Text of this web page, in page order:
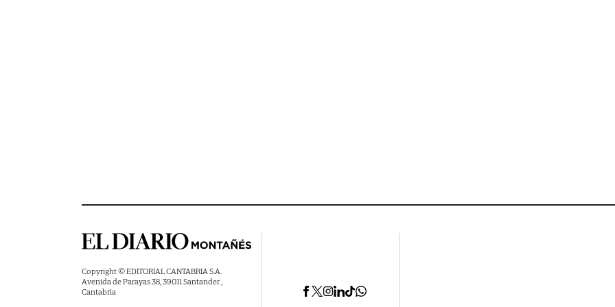
Copyright © EDITORIAL CANTABRIA S.A.
Avenida de Parayas 38, 39011 Santander ,
Cantabria